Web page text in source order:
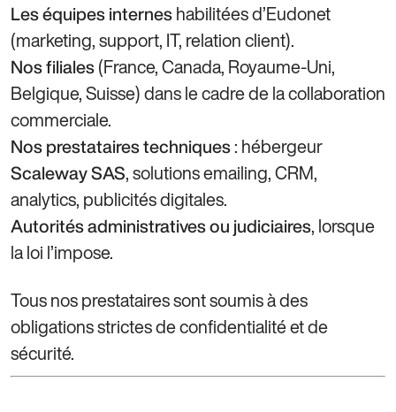
Les équipes internes habilitées d’Eudonet
(marketing, support, IT, relation client).
Nos filiales (France, Canada, Royaume-Uni,
Belgique, Suisse) dans le cadre de la collaboration
commerciale.
Nos prestataires techniques: hébergeur
Scaleway SAS, solutions emailing, CRM,
analytics, publicités digitales.
Autorités administratives ou judiciaires, lorsque
la loi l’impose.
Tous nos prestataires sont soumis à des
obligations strictes de confidentialité et de
sécurité.